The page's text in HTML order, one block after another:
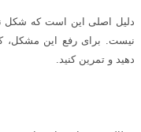
دلیل اصلی این است که شکل
نیست. برای رفع این مشکل،
دهید و تمرین کنید.